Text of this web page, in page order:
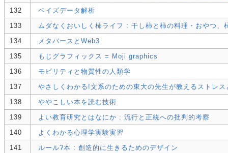
132
ベイズデータ解析
133
ムダなくおいしく柿ライフ : 干し柿と柿の料理・おやつ、
134
メタバースとWeb3
135
もじグラフィックス = Moji graphics
136
モビリティと物質性の人類学
137
やさしくわかる!文系のための東大の先生が教えるストレス
138
ややこしい本を読む技術
139
よい教育研究とはなにか : 流行と正統への批判的考察
140
よくわかる心理学実験実習
141
ルール?本 : 創造的に生きるためのデザイン